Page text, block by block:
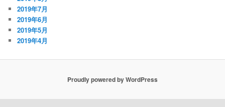
2019年7月
2019年6月
2019年5月
2019年4月
Proudly powered by WordPress